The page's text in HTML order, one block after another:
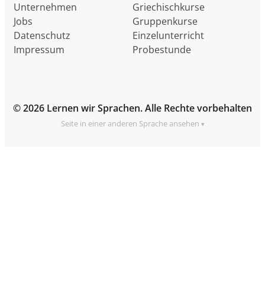
Unternehmen
Jobs
Datenschutz
Impressum
Griechischkurse
Gruppenkurse
Einzelunterricht
Probestunde
© 2026 Lernen wir Sprachen. Alle Rechte vorbehalten
Seite in einer anderen Sprache ansehen